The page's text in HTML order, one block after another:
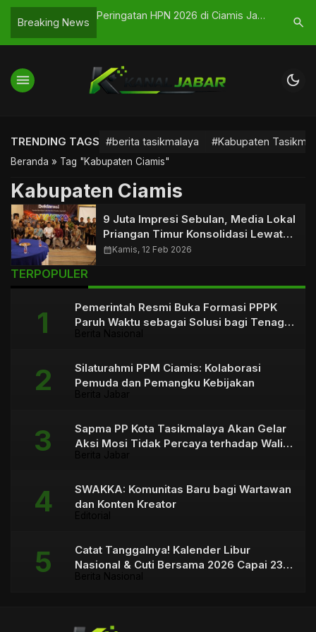
Breaking News
Pemerintah
Peringatan HPN 2026 di Ciamis Jadi
search
menu dark_mode
TRENDING TAGS #berita tasikmalaya #Kabupaten
Beranda » Tag "Kabupaten Ciamis"
Kabupaten Ciamis
9 Juta Impresi Sebulan, Media Lokal
Priangan Timur Konsolidasi Lewat
SWAKKA
calendar_monthKamis, 12 Feb 2026
TERPOPULER
Pemerintah Resmi Buka Formasi PPPK
Paruh Waktu sebagai Solusi bagi Tenaga
Silaturahmi PPM Ciamis: Kolaborasi
Pemuda dan Pemangku Kebijakan
Sapma PP Kota Tasikmalaya Akan Gelar
Aksi Mosi Tidak Percaya terhadap Wali
SWAKKA: Komunitas Baru bagi Wartawan
dan Konten Kreator
Catat Tanggalnya! Kalender Libur
Nasional & Cuti Bersama 2026 Capai 23